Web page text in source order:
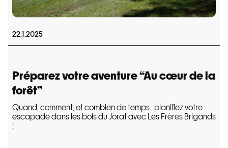
22.1.2025
Préparez votre aventure “Au cœur de la
forêt”
Quand, comment, et combien de temps : planifiez votre
escapade dans les bois du Jorat avec Les Frères Brigands
!